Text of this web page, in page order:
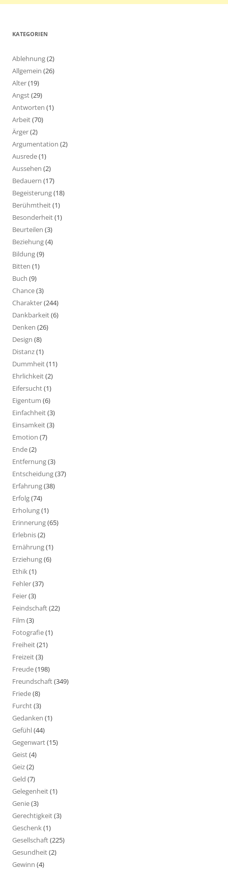
KATEGORIEN
Ablehnung(2)
Allgemein (26)
Alter(19)
Angst(29)
Antworten (1)
Arbeit(70)
Ärger(2)
Argumentation (2)
Ausrede(1)
Aussehen (2)
Bedauern (17)
Begeisterung(18)
Berühmtheit(1)
Besonderheit(1)
Beurteilen (3)
Beziehung(4)
Bildung(9)
Bitten (1)
Buch (9)
Chance(3)
Charakter(244)
Dankbarkeit(6)
Denken (26)
Design (8)
Distanz(1)
Dummheit(11)
Ehrlichkeit(2)
Eifersucht(1)
Eigentum (6)
Einfachheit(3)
Einsamkeit(3)
Emotion (7)
Ende(2)
Entfernung(3)
Entscheidung(37)
Erfahrung(38)
Erfolg(74)
Erholung(1)
Erinnerung(65)
Erlebnis(2)
Ernährung(1)
Erziehung(6)
Ethik(1)
Fehler(37)
Feier(3)
Feindschaft(22)
Film (3)
Fotografie(1)
Freiheit(21)
Freizeit(3)
Freude(198)
Freundschaft(349)
Friede(8)
Furcht(3)
Gedanken (1)
Gefühl(44)
Gegenwart(15)
Geist(4)
Geiz(2)
Geld (7)
Gelegenheit(1)
Genie(3)
Gerechtigkeit(3)
Geschenk(1)
Gesellschaft(225)
Gesundheit(2)
Gewinn (4)